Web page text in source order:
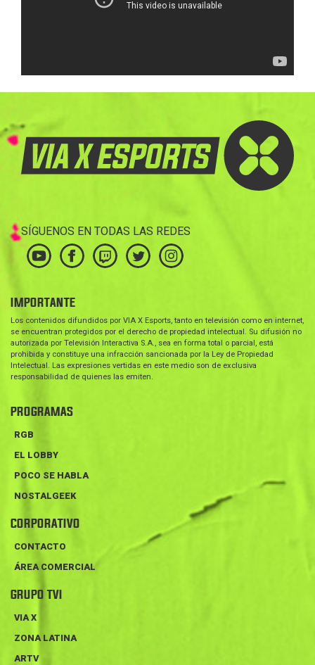
SÍGUENOS EN TODAS LAS REDES
IMPORTANTE
Los contenidos difundidos por VIA X Esports, tanto en televisión como en internet,
se encuentran protegidos por el derecho de propiedad intelectual. Su difusión no
autorizada por Televisión Interactiva S.A., sea en forma total o parcial, está
prohibida y constituye una infracción sancionada por la Ley de Propiedad
Intelectual. Las expresiones vertidas en este medio son de exclusiva
responsabilidad de quienes las emiten.
PROGRAMAS
RGB
EL LOBBY
POCO SE HABLA
NOSTALGEEK
CORPORATIVO
CONTACTO
ÁREA COMERCIAL
GRUPO TVI
VIA X
ZONA LATINA
ARTV